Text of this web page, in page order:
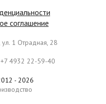
соглашение
ул. 1 Отрадная, 28
4932 22-59-40
- 2026